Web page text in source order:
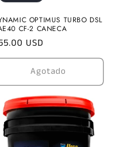
OPTIMUS TURBO DSL
CF-2 CANECA
USD
Agotado